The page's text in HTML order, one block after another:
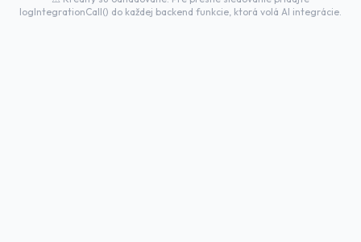
logIntegrationCall() do každej backend funkcie, ktorá volá AI integrácie.